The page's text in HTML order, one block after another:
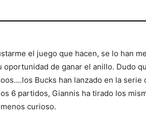
el juego que hacen, se lo han
oportunidad de ganar el anillo. Dudo
Bucks han lanzado en la serie
6 partidos, Giannis ha tirado los
curioso.